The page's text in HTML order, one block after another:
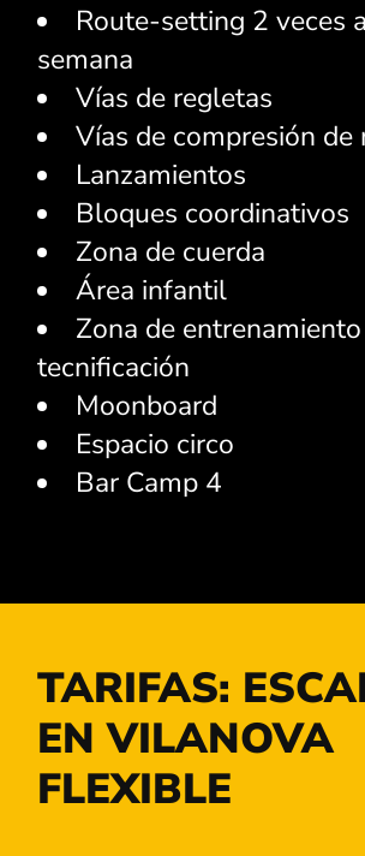
Route-setting 2 veces
semana
Vías de regletas
Vías de compresión de
Lanzamientos
Bloques coordinativos
Zona de cuerda
Área infantil
Zona de
tecnificación
Moonboard
Espacio circo
Bar Camp 4
TARIFAS:
EN VILANOVA
FLEXIBLE